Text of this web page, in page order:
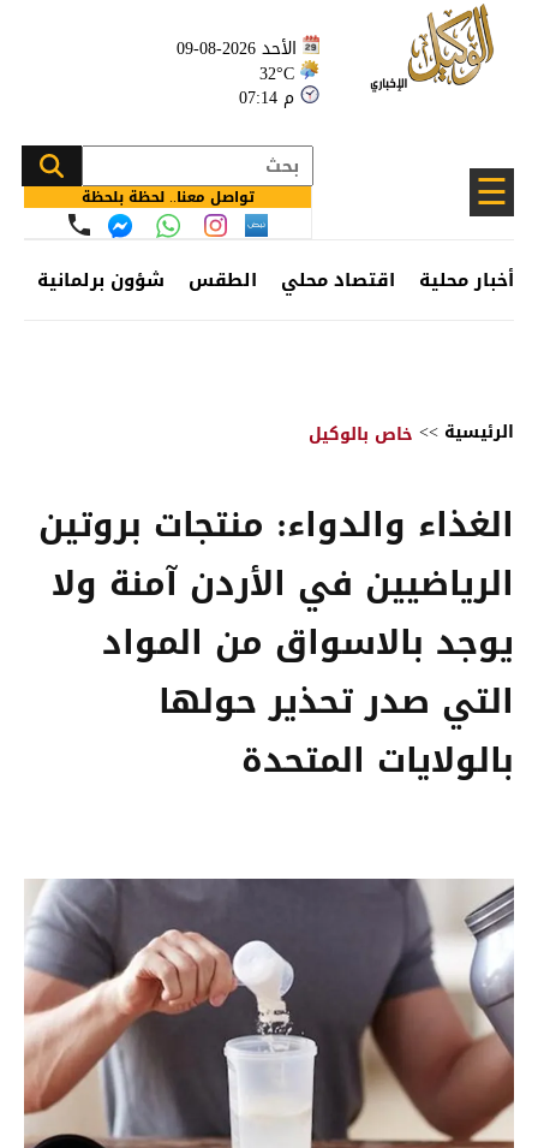
الأحد 2026-08-09
32°C
07:14 م
☰ تواصل معنا.. لحظة بلحظة
أخبار محلية اقتصاد محلي الطقس شؤون برلمانية
الرئيسية >> خاص بالوكيل
الغذاء والدواء: منتجات بروتين
الرياضيين في الأردن آمنة ولا
يوجد بالاسواق من المواد
التي صدر تحذير حولها
بالولايات المتحدة